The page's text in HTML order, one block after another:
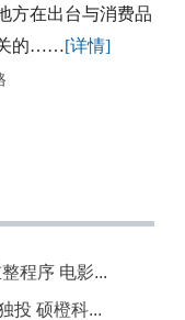
方在出台与消费品
关的……[详情]
程序 电影...
投 硕橙科...